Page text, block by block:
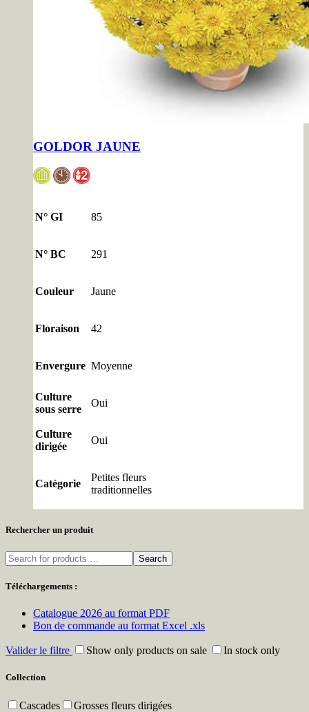
GOLDOR JAUNE
N° GI 85
N° BC 291
Couleur Jaune
Floraison 42
Envergure Moyenne
Culture
sous serre
Oui
Culture
dirigée
Oui
Catégorie
Petites fleurs
traditionnelles
Rechercher un produit
Search
Téléchargements :
Catalogue 2026 au format PDF
Bon de commande au format Excel .xls
Valider le filtre Show only products on sale In stock only
Collection
Cascades Grosses fleurs dirigées